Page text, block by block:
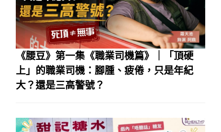
《腰豆》第一集《職業司機篇》｜「頂硬
上」的職業司機：腳腫、疲倦，只是年紀
大？還是三高警號？